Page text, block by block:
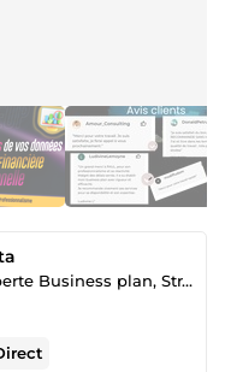
Expertise Comptable | Experte Business plan, Stratégie Financière et Marchés Publics